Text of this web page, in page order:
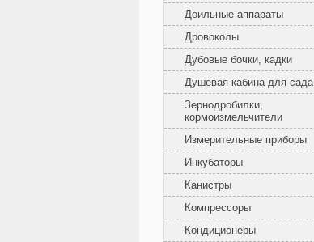
Доильные аппараты
Дровоколы
Дубовые бочки, кадки
Душевая кабина для сада
Зернодробилки,
кормоизмельчители
Измерительные приборы
Инкубаторы
Канистры
Компрессоры
Кондиционеры